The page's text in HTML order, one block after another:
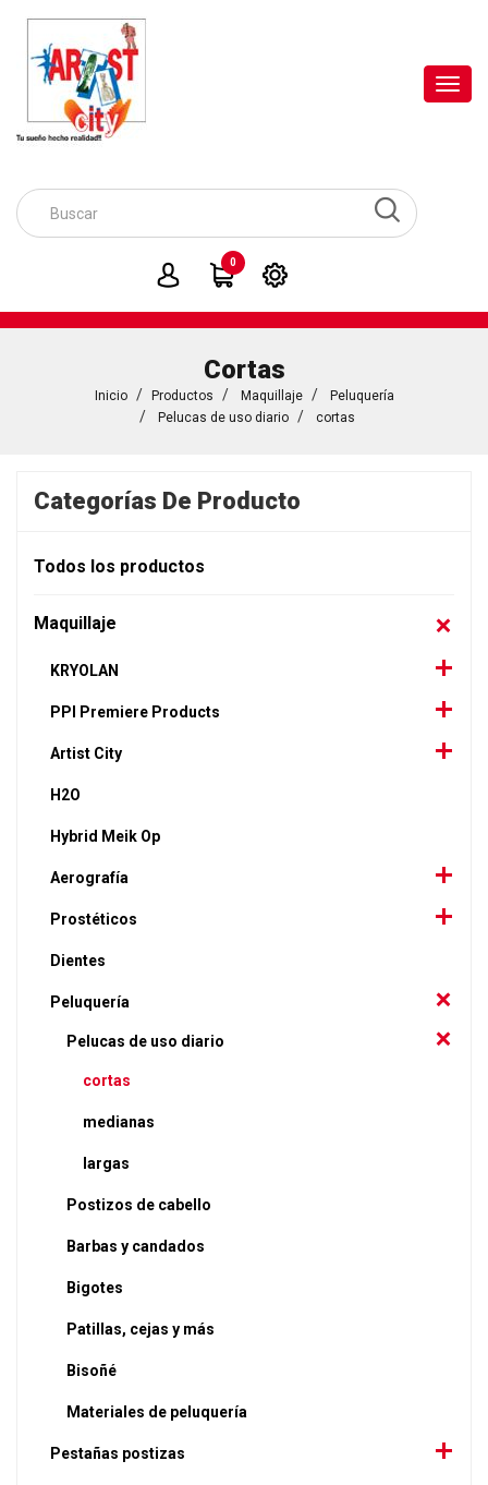
0
Cortas
Inicio Productos Maquillaje
Peluquería
Pelucas de uso diario
cortas
Categorías De Producto
Todos los productos
Maquillaje
KRYOLAN
PPI Premiere Products
Artist City
H2O
Hybrid Meik Op
Aerografía
Prostéticos
Dientes
Peluquería
Pelucas de uso diario
cortas
medianas
largas
Postizos de cabello
Barbas y candados
Bigotes
Patillas, cejas y más
Bisoñé
Materiales de peluquería
Pestañas postizas